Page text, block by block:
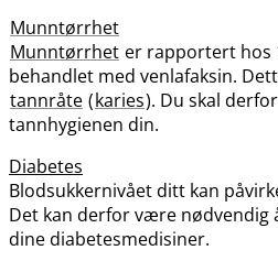
Munntørrhet
Munntørrhet er rapportert hos
behandlet med venlafaksin.
tannråte (karies). Du skal
tannhygienen din.
Diabetes
Blodsukkernivået ditt kan
Det kan derfor være nødvendig
dine diabetesmedisiner.